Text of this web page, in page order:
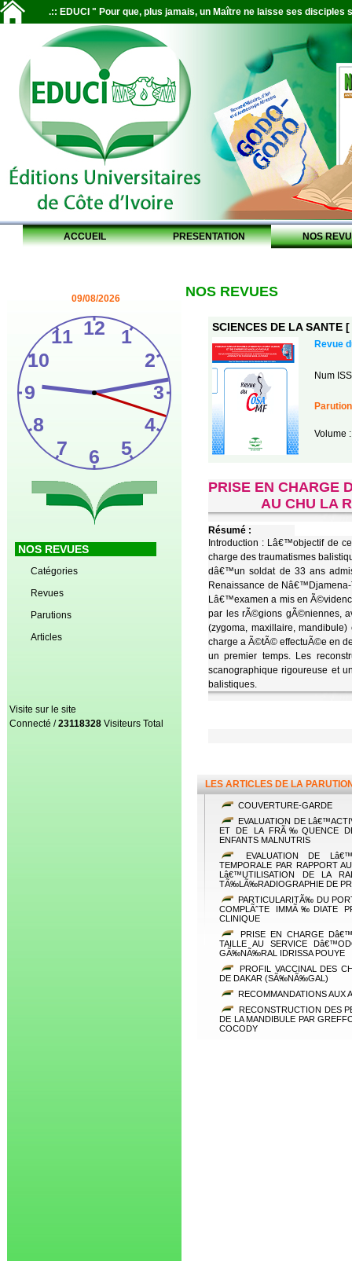
.:: EDUCI " Pour que, plus jamais, un Maître ne laisse ses disciples
ACCUEIL PRESENTATION NOS
09/08/2026
NOS REVUES
Catégories
Revues
Parutions
Articles
Visite sur le site
Connecté /23118328Visiteurs Total
NOS REVUES
SCIENCES DE LA SANTE
Revue
Num
Volume
PRISE EN CHARGE
AU CHU LA
Résumé :
Introduction : Lâ€™objectif de
charge des traumatismes
dâ€™un soldat de 33 ans
Renaissance de
Lâ€™examen a mis en
par les rÃ©gions gÃ©niennes,
(zygoma, maxillaire,
charge a Ã©tÃ© effectuÃ©e en
un premier temps. Les
scanographique rigoureuse et
balistiques.
LES ARTICLES DE LA
COUVERTURE-GARDE
EVALUATION DE
ET DE LA FRÃ‰QUENCE
ENFANTS MALNUTRIS
EVALUATION DE
TEMPORALE PAR RAPPORT
Lâ€™UTILISATION DE LA
TÃ‰LÃ‰RADIOGRAPHIE DE
PARTICULARITÃ‰ DU
COMPLÃˆTE IMMÃ‰DIATE
CLINIQUE
PRISE EN CHARGE
TAILLE AU SERVICE
GÃ‰NÃ‰RAL IDRISSA POUYE
PROFIL VACCINAL DES
DE DAKAR (SÃ‰NÃ‰GAL)
RECOMMANDATIONS AUX
RECONSTRUCTION DES
DE LA MANDIBULE PAR
COCODY